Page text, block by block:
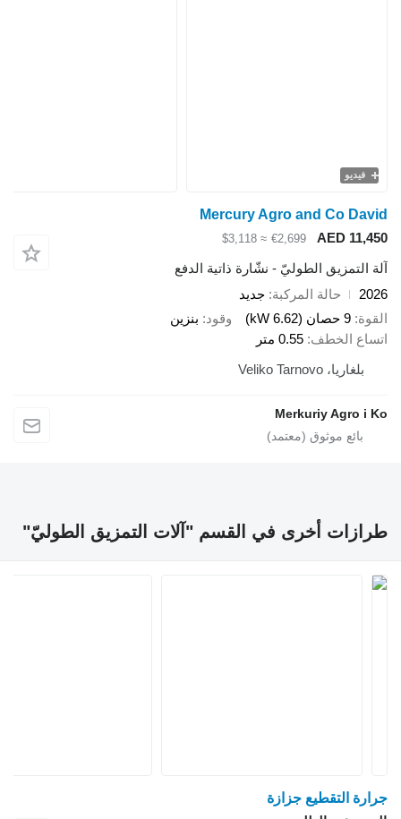
Mercury Agro and Co
AED
€2,699
≈ $3,118
الطوليّ - نشّارة ذاتية الدفع
حالة المركبة جديد
وقود
بنزين
الخطف
0.55 متر
Merkuriy
أخرى في القسم "آلات التمزيق الطوليّ"
التقطيع جزازة